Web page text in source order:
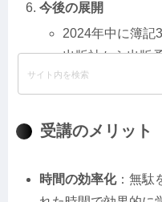
今後の展開
2024年中に簿記
出版社から出版
常に最新の情報
受講のメリット
時間の効率化：無駄